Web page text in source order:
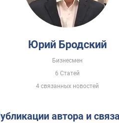
Юрий Бродский
Бизнесмен
6 Статей
4 связанных новостей
Публикации автора и